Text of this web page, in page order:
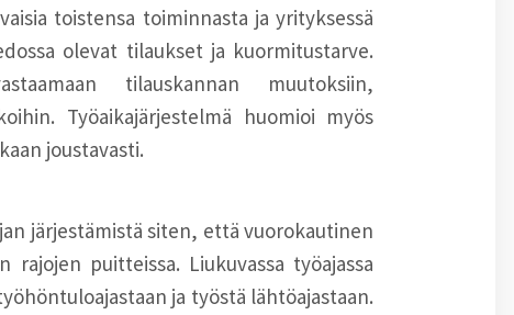
toistensa toiminnasta ja yrityksessä
olevat tilaukset ja kuormitustarve.
tilauskannan muutoksiin,
Työaikajärjestelmä huomioi myös
joustavasti.
järjestämistä siten, että vuorokautinen
puitteissa. Liukuvassa työajassa
ja työstä lähtöajastaan.